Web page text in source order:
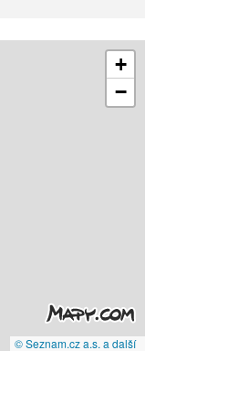
+
−
© Seznam.cz a.s. a další